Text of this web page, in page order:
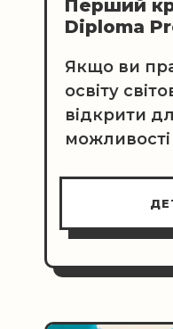
Перший
Diploma
Якщо ви
освіту
відкрити
вступні